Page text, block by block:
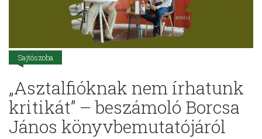
Sajtószoba
„Asztalfióknak nem írhatunk
kritikát” – beszámoló Borcsa
János könyvbemutatójáról